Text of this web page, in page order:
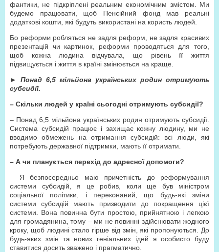
фантики, не підкріплені реальним економічним змістом. Ми
будемо працювати, щоб Пенсійний фонд мав реальні
додаткові кошти, які будуть використані на користь людей.
Бо реформи робляться не задля реформ, не задля красивих
презентацій чи картинок, реформи проводяться для того,
щоб кожна людина відчувала, що рівень її життя
підвищується і життя в країні змінюється на краще.
► Понад 6,5 мільйона українських родин отримують
субсидії.
– Скільки людей у країні сьогодні отримують субсидії?
– Понад 6,5 мільйона українських родин отримують субсидії.
Система субсидій працює і захищає кожну людину, ми не
вводимо обмежень на отримання субсидій: всі люди, які
потребують державної підтримки, мають її отримати.
– А чи планується перехід до адресної допомоги?
– Я безпосередньо маю причетність до реформування
системи субсидій, я це робив, коли ще був міністром
соціальної політики, і переконаний, що будь-які зміни
системи субсидій мають призводити до покращення цієї
системи. Вона повинна бути простою, прийнятною і легкою
для громадянина, тому – ми не повинні здійснювати жодного
кроку, щоб людині стало гірше від змін, які пропонуються. До
будь-яких змін та нових геніальних ідей я особисто буду
ставитися досить зважено і прагматично.